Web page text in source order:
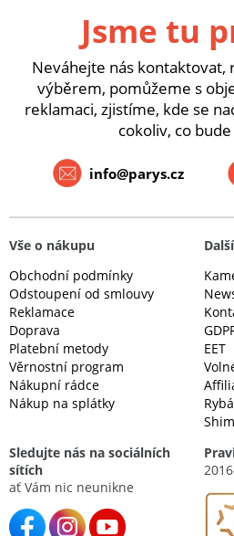
Jsme tu
Neváhejte nás kontaktovat,
výběrem, pomůžeme s
reklamaci, zjistíme, kde se
cokoliv, co
info@parys.cz
Vše o nákupu
Obchodní podmínky
Odstoupení od smlouvy
Reklamace
Doprava
Platební metody
Věrnostní program
Nákupní rádce
Nákup na splátky
EET
Sledujte nás na sociálních
sítích
ať Vám nic neunikne